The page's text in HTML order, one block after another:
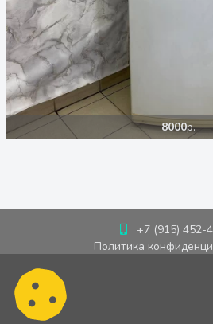
8000р.
+7 (915) 452-
Политика